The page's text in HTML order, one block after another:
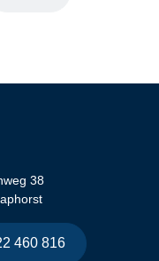
38
460 816